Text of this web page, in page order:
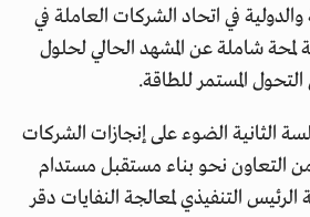
في اتحاد الشركات العاملة في
لمحة شاملة عن المشهد الحالي لحلول
التحول المستمر للطاقة.
الثانية الضوء على إنجازات الشركات
من التعاون نحو بناء مستقبل مستدام
التنفيذي لمعالجة النفايات دقر